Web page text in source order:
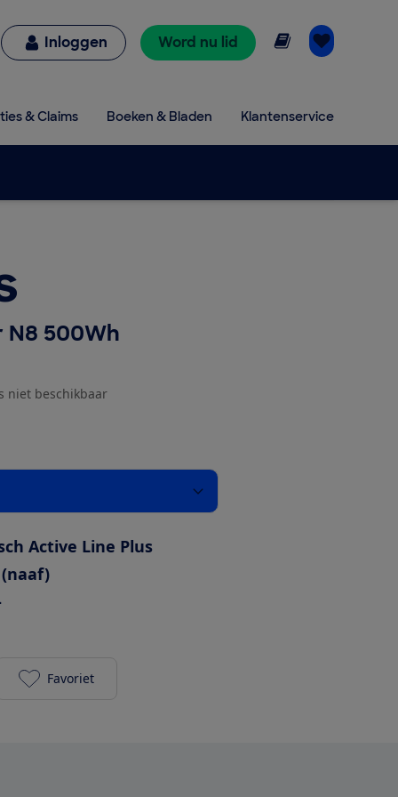
Inloggen Word nu lid Online lezen
& Claims Boeken & Bladen Klantenservice
N8 500Wh
niet beschikbaar
Active Line Plus
Batavus Finez E-go Power N8 500Wh toevoegen
Favoriet